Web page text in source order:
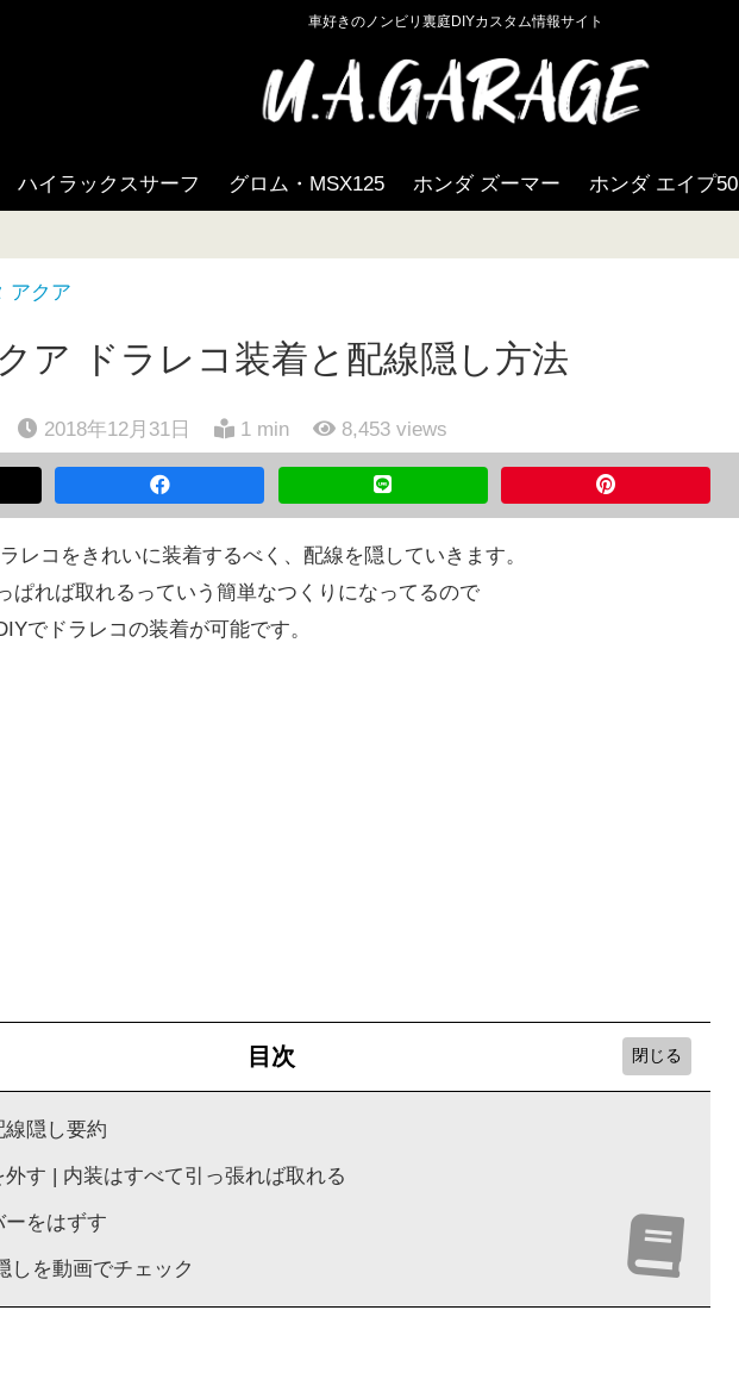
車好きのノンビリ裏庭DIYカスタム情報サイト
ハイラックスサーフ グロム・MSX125 ホンダ ズーマー ホンダ エイプ50
アクア
ア ドラレコ装着と配線隠し方法
2018年12月31日 1 min 8,453 views
レコをきれいに装着するべく、配線を隠していきます。
ぱれば取れるっていう簡単なつくりになってるので
でドラレコの装着が可能です。
目次
線隠し要約
外す | 内装はすべて引っ張れば取れる
ーをはずす
しを動画でチェック